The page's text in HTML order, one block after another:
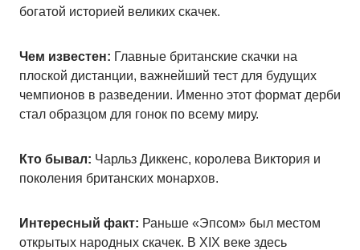
богатой историей великих скачек.
Чем известен: Главные британские скачки на
плоской дистанции, важнейший тест для будущих
чемпионов в разведении. Именно этот формат дерби
стал образцом для гонок по всему миру.
Кто бывал: Чарльз Диккенс, королева Виктория и
поколения британских монархов.
Интересный факт: Раньше «Эпсом» был местом
открытых народных скачек. В XIX веке здесь